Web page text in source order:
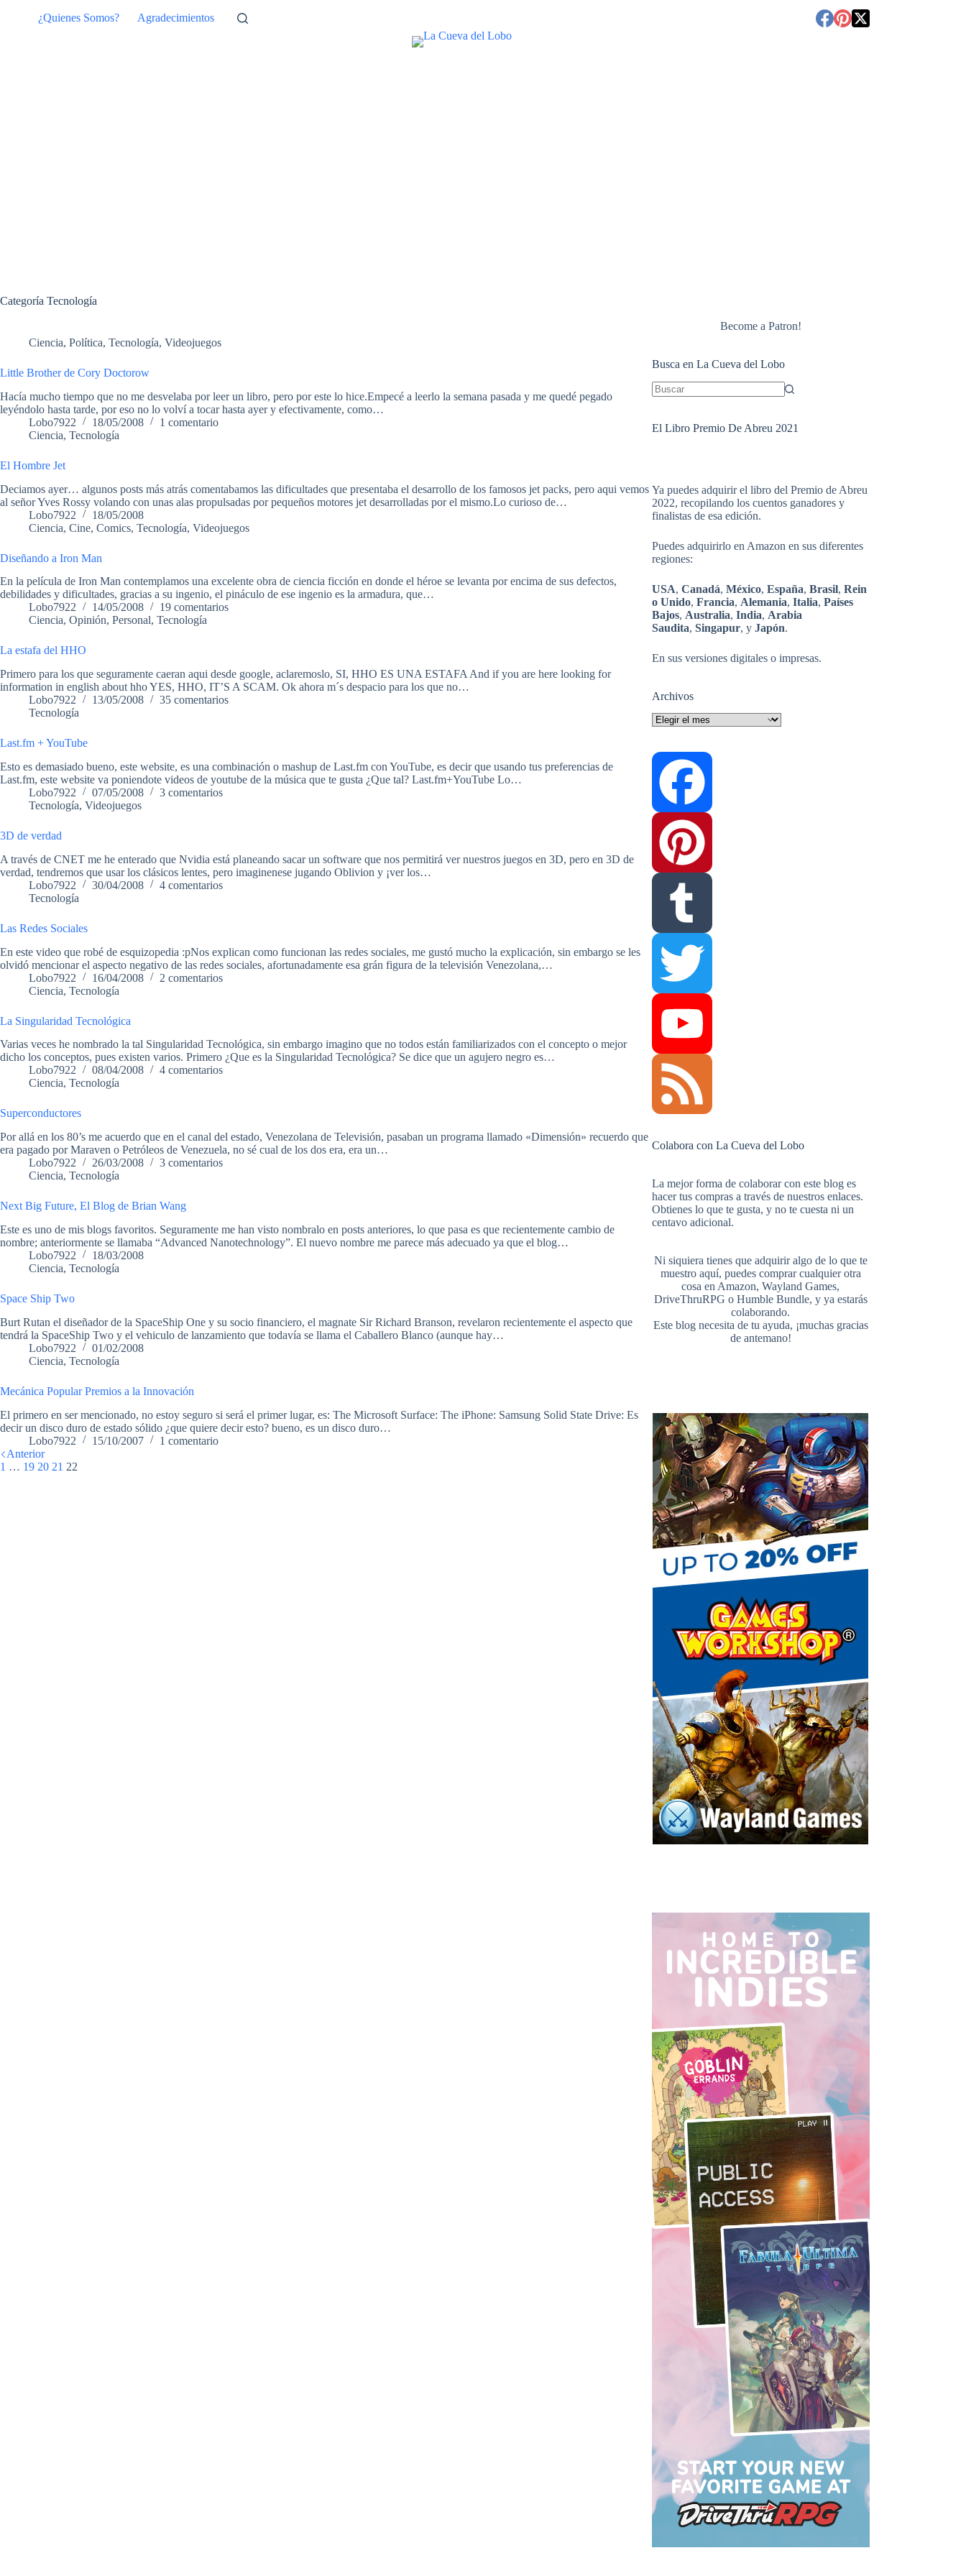
¿Quienes Somos? Agradecimientos
Categoría Tecnología
Ciencia, Política, Tecnología, Videojuegos
Little Brother de Cory Doctorow
Hacía mucho tiempo que no me desvelaba por leer un libro, pero por este lo hice.Empecé a leerlo la semana pasada y me quedé pegado
leyéndolo hasta tarde, por eso no lo volví a tocar hasta ayer y efectivamente, como…
Lobo7922
18/05/2008
1 comentario
Ciencia, Tecnología
El Hombre Jet
Deciamos ayer… algunos posts más atrás comentabamos las dificultades que presentaba el desarrollo de los famosos jet packs, pero aqui vemos
al señor Yves Rossy volando con unas alas propulsadas por pequeños motores jet desarrolladas por el mismo.Lo curioso de…
Lobo7922
18/05/2008
Ciencia, Cine, Comics, Tecnología, Videojuegos
Diseñando a Iron Man
En la película de Iron Man contemplamos una excelente obra de ciencia ficción en donde el héroe se levanta por encima de sus defectos,
debilidades y dificultades, gracias a su ingenio, el pináculo de ese ingenio es la armadura, que…
Lobo7922
14/05/2008
19 comentarios
Ciencia, Opinión, Personal, Tecnología
La estafa del HHO
Primero para los que seguramente caeran aqui desde google, aclaremoslo, SI, HHO ES UNA ESTAFA And if you are here looking for
information in english about hho YES, HHO, IT’S A SCAM. Ok ahora m´s despacio para los que no…
Lobo7922
13/05/2008
35 comentarios
Tecnología
Last.fm + YouTube
Esto es demasiado bueno, este website, es una combinación o mashup de Last.fm con YouTube, es decir que usando tus preferencias de
Last.fm, este website va poniendote videos de youtube de la música que te gusta ¿Que tal? Last.fm+YouTube Lo…
Lobo7922
07/05/2008
3 comentarios
Tecnología, Videojuegos
3D de verdad
A través de CNET me he enterado que Nvidia está planeando sacar un software que nos permitirá ver nuestros juegos en 3D, pero en 3D de
verdad, tendremos que usar los clásicos lentes, pero imaginenese jugando Oblivion y ¡ver los…
Lobo7922
30/04/2008
4 comentarios
Tecnología
Las Redes Sociales
En este video que robé de esquizopedia :pNos explican como funcionan las redes sociales, me gustó mucho la explicación, sin embargo se les
olvidó mencionar el aspecto negativo de las redes sociales, afortunadamente esa grán figura de la televisión Venezolana,…
Lobo7922
16/04/2008
2 comentarios
Ciencia, Tecnología
La Singularidad Tecnológica
Varias veces he nombrado la tal Singularidad Tecnológica, sin embargo imagino que no todos están familiarizados con el concepto o mejor
dicho los conceptos, pues existen varios. Primero ¿Que es la Singularidad Tecnológica? Se dice que un agujero negro es…
Lobo7922
08/04/2008
4 comentarios
Ciencia, Tecnología
Superconductores
Por allá en los 80’s me acuerdo que en el canal del estado, Venezolana de Televisión, pasaban un programa llamado «Dimensión» recuerdo que
era pagado por Maraven o Petróleos de Venezuela, no sé cual de los dos era, era un…
Lobo7922
26/03/2008
3 comentarios
Ciencia, Tecnología
Next Big Future, El Blog de Brian Wang
Este es uno de mis blogs favoritos. Seguramente me han visto nombralo en posts anteriores, lo que pasa es que recientemente cambio de
nombre; anteriormente se llamaba “Advanced Nanotechnology”. El nuevo nombre me parece más adecuado ya que el blog…
Lobo7922
18/03/2008
Ciencia, Tecnología
Space Ship Two
Burt Rutan el diseñador de la SpaceShip One y su socio financiero, el magnate Sir Richard Branson, revelaron recientemente el aspecto que
tendrá la SpaceShip Two y el vehiculo de lanzamiento que todavía se llama el Caballero Blanco (aunque hay…
Lobo7922
01/02/2008
Ciencia, Tecnología
Mecánica Popular Premios a la Innovación
El primero en ser mencionado, no estoy seguro si será el primer lugar, es: The Microsoft Surface: The iPhone: Samsung Solid State Drive: Es
decir un disco duro de estado sólido ¿que quiere decir esto? bueno, es un disco duro…
Lobo7922
15/10/2007
1 comentario
Anterior
1 … 19 20 21 22
Become a Patron!
Busca en La Cueva del Lobo
El Libro Premio De Abreu 2021
Ya puedes adquirir el libro del Premio de Abreu
2022, recopilando los cuentos ganadores y
finalistas de esa edición.
Puedes adquirirlo en Amazon en sus diferentes
regiones:
USA,Canadá,México,España,Brasil,Rein
o Unido,Francia, Alemania,Italia,Países
Bajos, Australia,India, Arabia
Saudita,Singapur, yJapón.
En sus versiones digitales o impresas.
Archivos
Archivos
o
o
k
e
r
e
s
b
l
r
i
t
t
e
o
u
T
u
e
C
n
n
e
F
e
e
d
Colabora con La Cueva del Lobo
La mejor forma de colaborar con este blog es
hacer tus compras a través de nuestros enlaces.
Obtienes lo que te gusta, y no te cuesta ni un
centavo adicional.
Ni siquiera tienes que adquirir algo de lo que te
muestro aquí, puedes comprar cualquier otra
cosa en Amazon,Wayland Games,
DriveThruRPG o Humble Bundle, y ya estarás
colaborando.
Este blog necesita de tu ayuda, ¡muchas gracias
de antemano!